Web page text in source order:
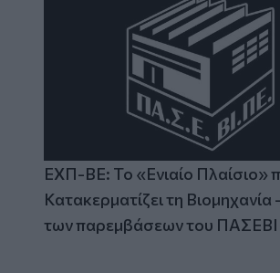
ΕΧΠ-ΒΕ: Το «Ενιαίο Πλαίσιο»
Κατακερματίζει τη
των παρεμβάσεων του